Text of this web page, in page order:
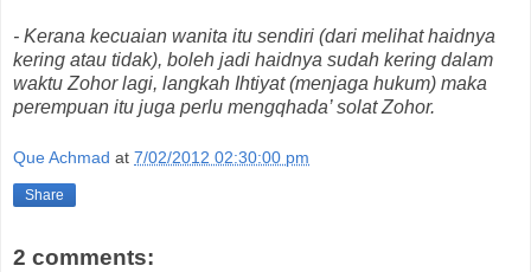
- Kerana kecuaian wanita itu sendiri (dari melihat haidnya
kering atau tidak), boleh jadi haidnya sudah kering dalam
waktu Zohor lagi, langkah Ihtiyat (menjaga hukum) maka
perempuan itu juga perlu mengqhada’ solat Zohor.
Que Achmad at 7/02/2012 02:30:00 pm
Share
2 comments: